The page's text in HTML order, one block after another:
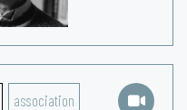
association